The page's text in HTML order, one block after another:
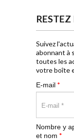
Suivez
abonnant à
toutes les
votre boîte
E-mail *
Nombre y
et nom *